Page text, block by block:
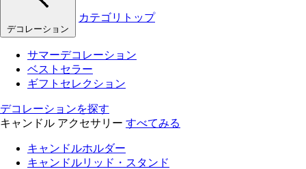
デコレーション
カテゴリトップ
サマーデコレーション
ベストセラー
ギフトセレクション
デコレーションを探す
キャンドル アクセサリー すべてみる
キャンドルホルダー
キャンドルリッド・スタンド